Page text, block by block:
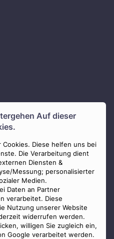
Auf dieser
Diese helfen uns bei
Die Verarbeitung dient
Diensten &
Messung; personalisierter
Medien.
Daten an Partner
verarbeitet. Diese
Nutzung unserer Website
widerrufen werden.
willigen Sie zugleich ein,
Google verarbeitet werden.